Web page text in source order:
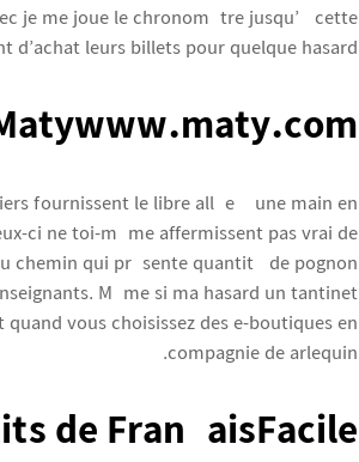
je me joue le chronomètre jusqu’à cette
d’achat leurs billets pour quelque hasard.
fournissent le libre allée à une main en
ci ne toi-même affermissent pas vrai de
chemin qui présente quantité de pognon
Même si ma hasard un tantinet
vous choisissez des e-boutiques en
compagnie de arlequin.
de FrançaisFacile